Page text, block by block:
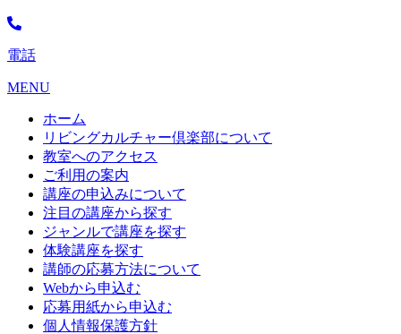
電話
MENU
ホーム
リビングカルチャー倶楽部について
教室へのアクセス
ご利用の案内
講座の申込みについて
注目の講座から探す
ジャンルで講座を探す
体験講座を探す
講師の応募方法について
Webから申込む
応募用紙から申込む
個人情報保護方針